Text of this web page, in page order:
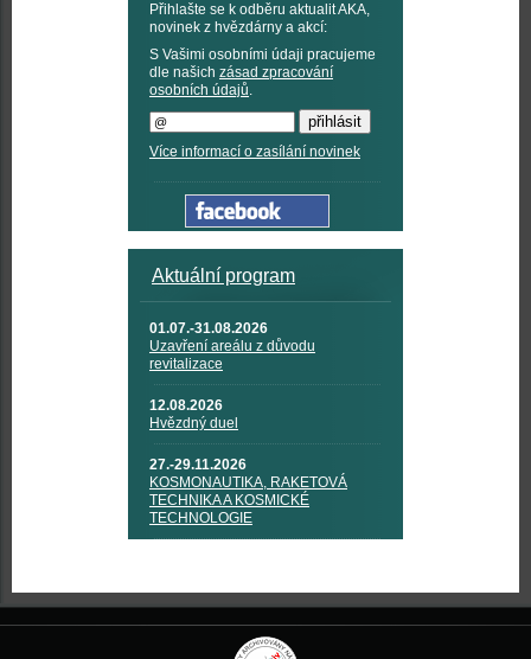
Přihlašte se k odběru aktualit AKA,
novinek z hvězdárny a akcí:
S Vašimi osobními údaji pracujeme
dle našich zásad zpracování
osobních údajů.
Více informací o zasílání novinek
Aktuální program
01.07.-31.08.2026
Uzavření areálu z důvodu
revitalizace
12.08.2026
Hvězdný duel
27.-29.11.2026
KOSMONAUTIKA, RAKETOVÁ
TECHNIKA A KOSMICKÉ
TECHNOLOGIE